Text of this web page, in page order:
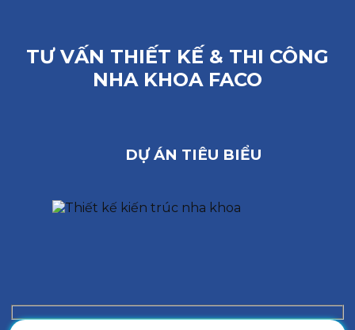
TƯ VẤN THIẾT KẾ & THI CÔNG
NHA KHOA FACO
DỰ ÁN TIÊU BIỂU